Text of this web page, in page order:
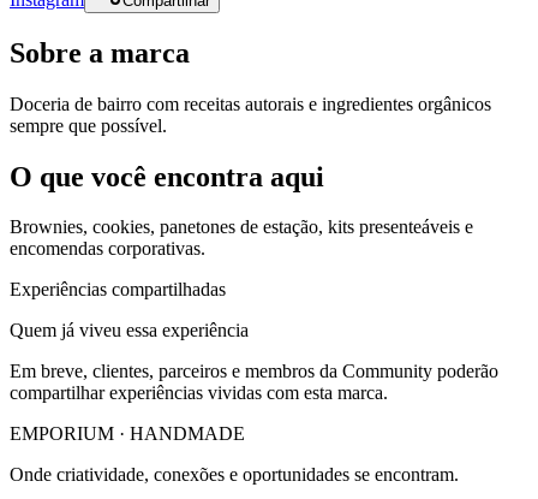
Sobre a marca
Doceria de bairro com receitas autorais e ingredientes orgânicos
sempre que possível.
O que você encontra aqui
Brownies, cookies, panetones de estação, kits presenteáveis e
encomendas corporativas.
Experiências compartilhadas
Quem já viveu essa experiência
Em breve, clientes, parceiros e membros da Community poderão
compartilhar experiências vividas com esta marca.
EMPORIUM · HANDMADE
Onde criatividade, conexões e oportunidades se encontram.